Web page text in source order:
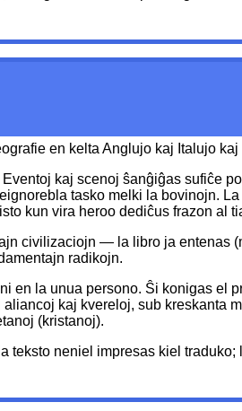
en kelta Anglujo kaj Italujo
kaj scenoj ŝanĝiĝas sufiĉe
tasko melki la bovinojn.
kun vira heroo dediĉus frazon al
civilizaciojn — la libro ja entenas
radikojn.
en la unua persono. Ŝi konigas el
kaj kvereloj, sub kreskanta
(kristanoj).
neniel impresas kiel